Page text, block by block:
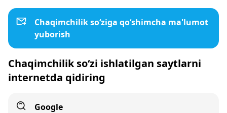
Chaqimchilik so‘ziga qo‘shimcha ma'lumot
yuborish
Chaqimchilik so‘zi ishlatilgan saytlarni
internetda qidiring
Google